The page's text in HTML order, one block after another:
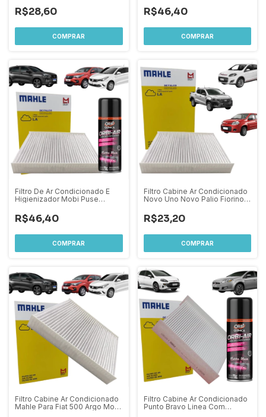
R$28,60
Strada 2020 Em diante
R$46,40
Filtro De Ar Condicionado E
Higienizador Mobi Puse
Fiat 500
R$46,40
Filtro Cabine Ar Condicionado
Novo Uno Novo Palio Fiorino
Em diante
R$23,20
Filtro Cabine Ar Condicionado
Mahle Para Fiat 500 Argo Mobi
Filtro Cabine Ar Condicionado
Punto Bravo Linea Com